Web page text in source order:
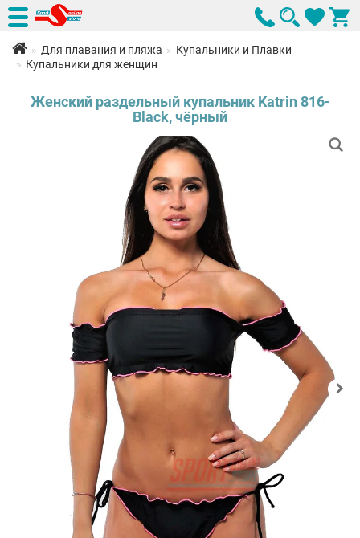
Для плавания и пляжа
Купальники и Плавки
Купальники для женщин
Женский раздельный купальник Katrin 816-
Black, чёрный